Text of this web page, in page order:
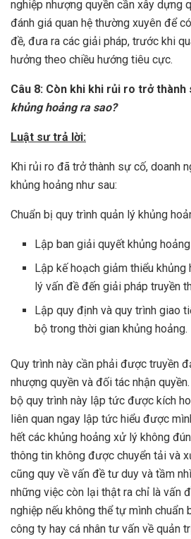
nghiệp nhượng quyền cần xây dựng
đánh giá quan hệ thường xuyên để
đề, đưa ra các giải pháp, trước khi
hưởng theo chiều hướng tiêu cực.
Câu 8: Còn khi khi rủi ro trở thành
khủng hoảng ra sao?
Luật sư trả lời:
Khi rủi ro đã trở thành sự cố, doanh
khủng hoảng như sau:
Chuẩn bị quy trình quản lý khủng
Lập ban giải quyết khủng hoảng
Lập kế hoạch giảm thiểu
lý vấn đề đến giải pháp truyền
Lập quy định và quy trình giao
bộ trong thời gian khủng hoảng.
Quy trình này cần phải được truyền
nhượng quyền và đối tác nhận
bộ quy trình này lập tức được kích
liên quan ngay lập tức hiểu được
hết các khủng hoảng xử lý không
thông tin không được chuyển tải và
cũng quy về vấn đề tư duy và tầm
những việc còn lại thật ra chỉ là vấn
nghiệp nếu không thể tự mình chuẩn
công ty hay cá nhân tư vấn về quản